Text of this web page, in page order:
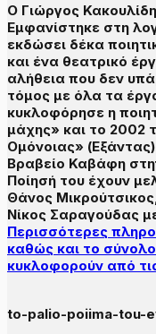
Ο Γιώργος
Εμφανίστηκε στη
εκδώσει δέκα
και ένα θεατρικό
αλήθεια που δεν
τόμος με όλα τα
κυκλοφόρησε η
μάχης» και το 2002
Ομόνοιας»
Βραβείο Καβάφη
Ποίησή του έχουν
Θάνος
Νίκος Σαραγούδας
Περισσότερες
καθώς και το
κυκλοφορούν από
to-palio-poiima-tou-